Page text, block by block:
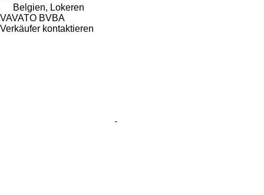
Belgien, Lokeren
VAVATO BVBA
Verkäufer kontaktieren